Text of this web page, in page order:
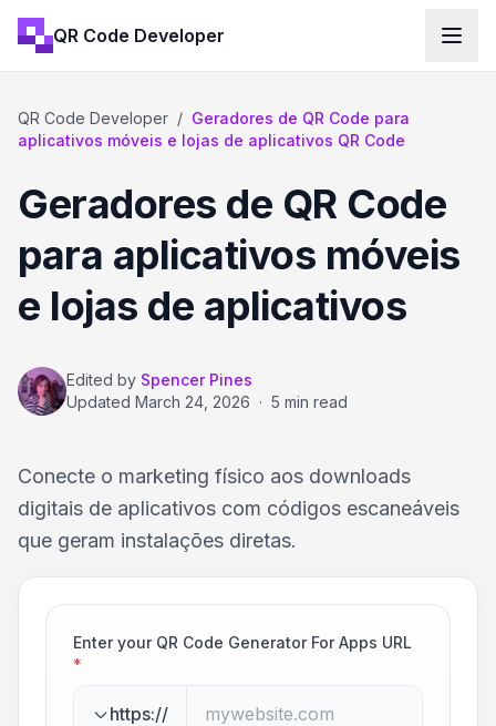
QR Code Developer
QR Code Developer / Geradores de QR Code para
aplicativos móveis e lojas de aplicativos QR Code
Geradores de QR Code
para aplicativos móveis
e lojas de aplicativos
Edited by Spencer Pines
Updated March 24, 2026 · 5 min read
Conecte o marketing físico aos downloads
digitais de aplicativos com códigos escaneáveis
que geram instalações diretas.
Enter your QR Code Generator For Apps URL
*
https://